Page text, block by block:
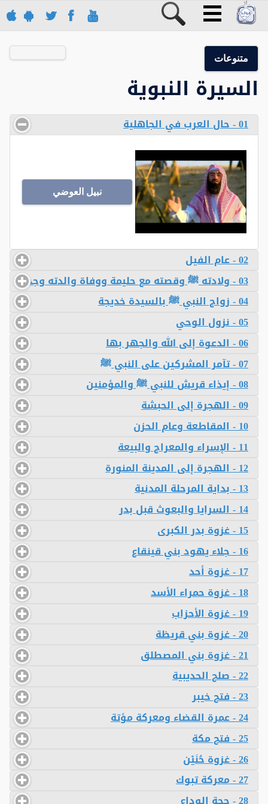
متنوعات
السيرة النبوية
01 - حال العرب في الجاهلية
نبيل العوضي
02 - عام الفيل
03 - ولادته ﷺ وقصته مع حليمة ووفاة والدته وجده
04 - زواج النبي ﷺ بالسيدة خديجة
05 - نزول الوحي
06 - الدعوة إلى الله والجهر بها
07 - تآمر المشركين على النبي ﷺ
08 - إيذاء قريش للنبي ﷺ والمؤمنين
09 - الهجرة إلى الحبشة
10 - المقاطعة وعام الحزن
11 - الإسراء والمعراج والبيعة
12 - الهجرة إلى المدينة المنورة
13 - بداية المرحلة المدنية
14 - السرايا والبعوث قبل بدر
15 - غزوة بدر الكبرى
16 - جلاء يهود بني قينقاع
17 - غزوة أحد
18 - غزوة حمراء الأسد
19 - غزوة الأحزاب
20 - غزوة بني قريظة
21 - غزوة بني المصطلق
22 - صلح الحديبية
23 - فتح خيبر
24 - عمرة القضاء ومعركة مؤتة
25 - فتح مكة
26 - غزوة حُنَيْن
27 - معركة تبوك